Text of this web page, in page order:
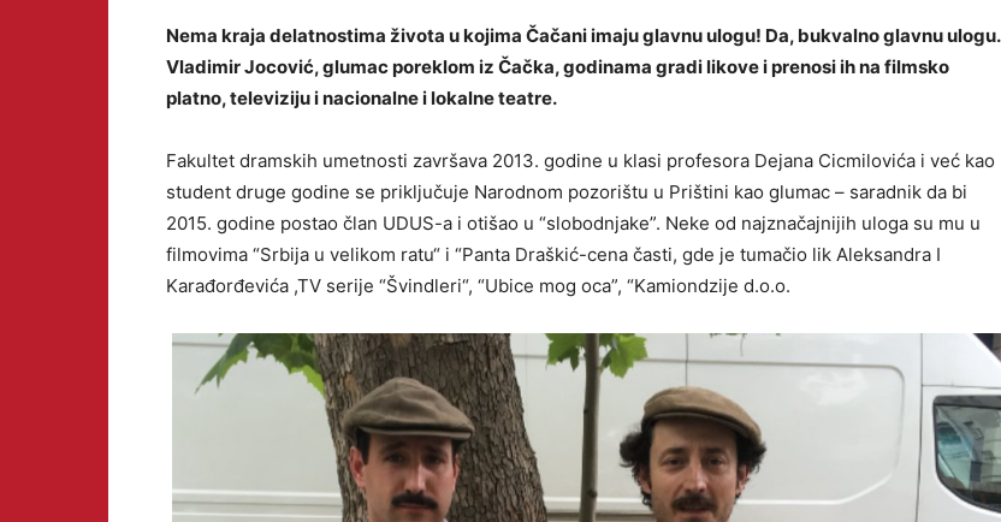
Nema kraja delatnostima života u kojima Čačani imaju glavnu ulogu! Da, bukvalno glavnu ulogu.
Vladimir Jocović, glumac poreklom iz Čačka, godinama gradi likove i prenosi ih na filmsko
platno, televiziju i nacionalne i lokalne teatre.
Fakultet dramskih umetnosti završava 2013. godine u klasi profesora Dejana Cicmilovića i već kao
student druge godine se priključuje Narodnom pozorištu u Prištini kao glumac – saradnik da bi
2015. godine postao član UDUS-a i otišao u “slobodnjake”. Neke od najznačajnijih uloga su mu u
filmovima “Srbija u velikom ratu“ i “Panta Draškić-cena časti, gde je tumačio lik Aleksandra I
Karađorđevića ,TV serije “Švindleri“, “Ubice mog oca”, “Kamiondzije d.o.o.